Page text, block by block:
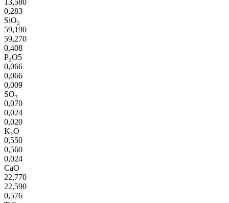
13,580
0,283
SiO₂
59,190
59,270
0,408
P₂O5
0,066
0,066
0,009
SO₃
0,070
0,024
0,020
K₂O
0,550
0,560
0,024
CaO
22,770
22,590
0,576